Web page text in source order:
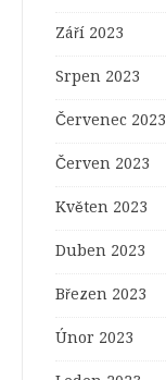
Září 2023
Srpen 2023
Červenec 2023
Červen 2023
Květen 2023
Duben 2023
Březen 2023
Únor 2023